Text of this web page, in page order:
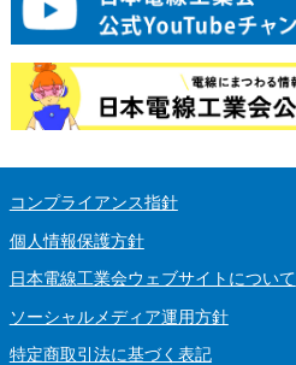
コンプライアンス指針
個人情報保護方針
日本電線工業会ウェブサイトについて
ソーシャルメディア運用方針
特定商取引法に基づく表記